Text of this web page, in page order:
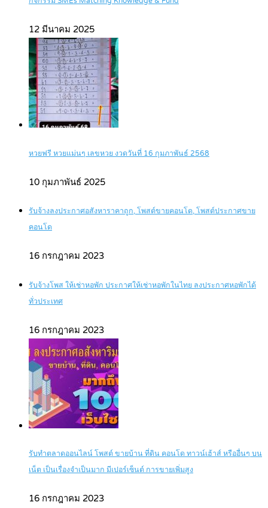
12 มีนาคม 2025
หวยฟรี หวยแม่นๆ เลขหวย งวดวันที่ 16 กุมภาพันธ์ 2568
10 กุมภาพันธ์ 2025
รับจ้างลงประกาศอสังหาราคาถูก, โพสต์ขายคอนโด, โพสต์ประกาศขาย
คอนโด
16 กรกฎาคม 2023
รับจ้างโพส ให้เช่าหอพัก ประกาศให้เช่าหอพักในไทย ลงประกาศหอพักได้
ทั่วประเทศ
16 กรกฎาคม 2023
รับทำตลาดออนไลน์ โพสต์ ขายบ้าน ที่ดิน คอนโด ทาวน์เฮ้าส์ หรืออื่นๆ บน
เน็ต เป็นเรื่องจำเป็นมาก มีเปอร์เซ็นต์ การขายเพิ่มสูง
16 กรกฎาคม 2023